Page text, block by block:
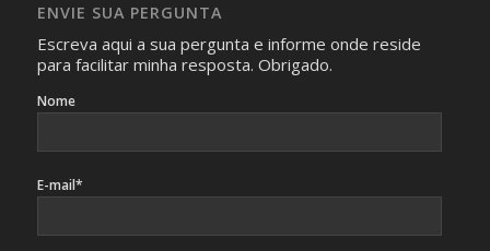
identificação da pessoa fotografada.
ENVIE SUA PERGUNTA
Escreva aqui a sua pergunta e informe onde reside
para facilitar minha resposta. Obrigado.
Nome
E-mail*